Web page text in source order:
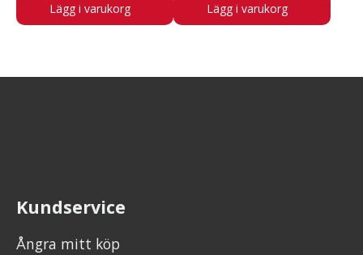
Lägg i varukorg Lägg i varukorg
Kundservice
Ångra mitt köp